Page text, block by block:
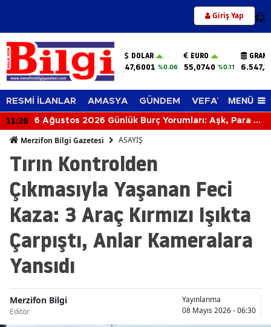
Giriş Yap 12
DOLAR
47,6001 %0.06
EURO
55,0740 %0.11
RESMİ İLANLAR AMASYA GÜNDEM VEFAT EDENLER
MENÜ
11:26
6 Ağustos 2026 Günlük Burç Yorumları: Aşk, Para ve
Neler Bekliyor?
Merzifon Bilgi Gazetesi ASAYİŞ
Tırın Kontrolden
Çıkmasıyla Yaşanan Feci
Kaza: 3 Araç Kırmızı Işıkta
Çarpıştı, Anlar Kameralara
Yansıdı
Merzifon Bilgi
Editör
Yayınlanma
08 Mayıs 2026 - 06:30